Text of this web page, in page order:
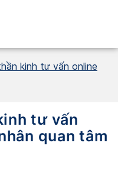
kinh tư vấn online
tư vấn
quan tâm